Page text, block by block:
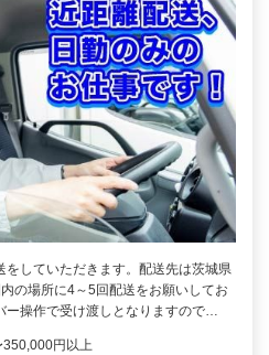
をしていただきます。配送先は茨城県
の場所に4～5回配送をお願いしてお
ー操作で受け渡しとなりますので…
350,000円以上